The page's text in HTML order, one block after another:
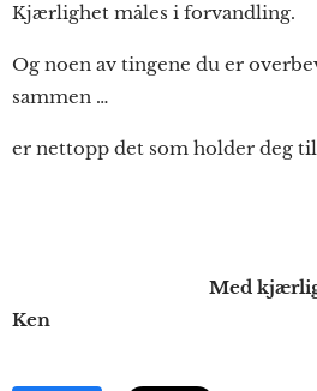
Kjærlighet måles i forvandling.
Og noen av tingene du er
sammen …
er nettopp det som holder deg
Med kjærlighet ,
Ken